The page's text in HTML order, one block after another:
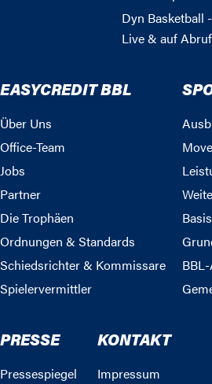
Dyn Basketball -
Live & auf Abruf
EASYCREDIT BBL
Über Uns
Office-Team
Jobs
Partner
Die Trophäen
Ordnungen & Standards
Schiedsrichter & Kommissare
Spielervermittler
Basis
PRESSE
Pressespiegel
KONTAKT
Impressum